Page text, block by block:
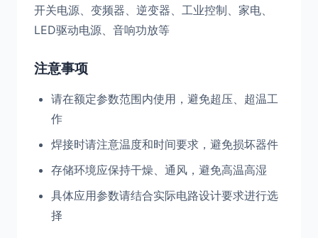
开关电源、变频器、逆变器、工业控制、家电、
LED驱动电源、音响功放等
注意事项
请在额定参数范围内使用，避免超压、超温工
作
焊接时请注意温度和时间要求，避免损坏器件
存储环境应保持干燥、通风，避免高温高湿
具体应用参数请结合实际电路设计要求进行选
择